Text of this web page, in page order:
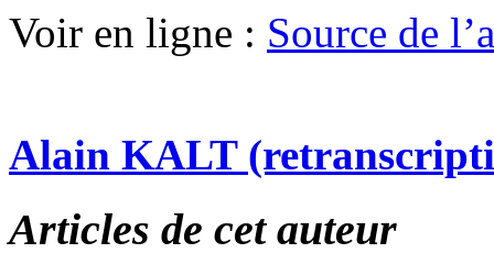
Voir en ligne : Source de
Alain KALT
Articles de cet auteur